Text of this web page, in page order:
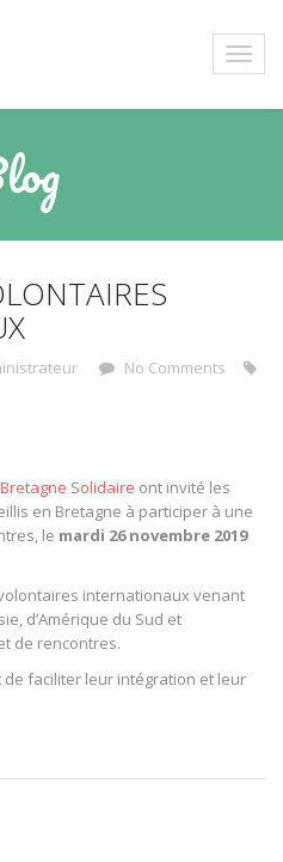
No Comments
Solidaire ont invité les
en Bretagne à participer à une
le mardi 26 novembre 2019
internationaux venant
d’Amérique du Sud et
de rencontres.
faciliter leur intégration et leur